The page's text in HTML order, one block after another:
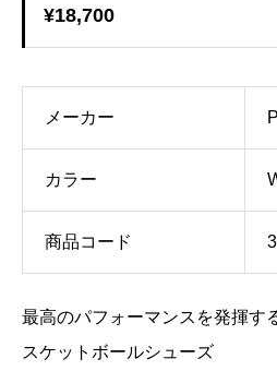
¥18,700
メーカー
カラー
商品コード
最高のパフォーマンスを発揮す
スケットボールシューズ